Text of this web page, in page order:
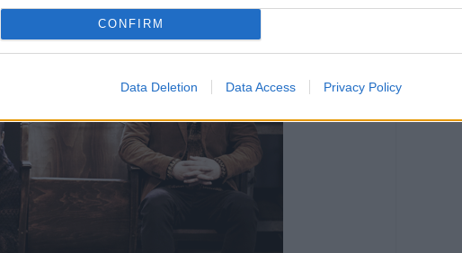
CONFIRM
Data Deletion Data Access Privacy Policy